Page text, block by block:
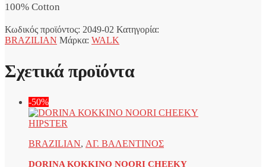
100% Cotton
Κωδικός προϊόντος: 2049-02 Κατηγορία:
BRAZILIAN Μάρκα: WALK
Σχετικά προϊόντα
-50%
BRAZILIAN, ΑΓ. ΒΑΛΕΝΤΙΝΟΣ
DORINA ΚΟΚΚΙΝΟ NOORI CHEEKY